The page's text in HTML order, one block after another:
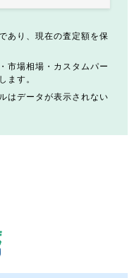
あり、現在の査定額を保
市場相場・カスタムパー
ます。
はデータが表示されない